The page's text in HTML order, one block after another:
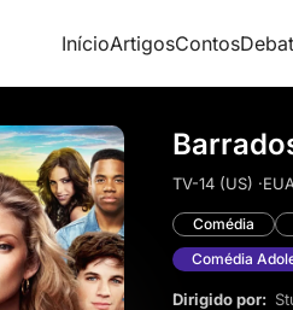
InícioArtigosContos
TV-14 (US) ·
Comédia
Comédia
Dirigido por: